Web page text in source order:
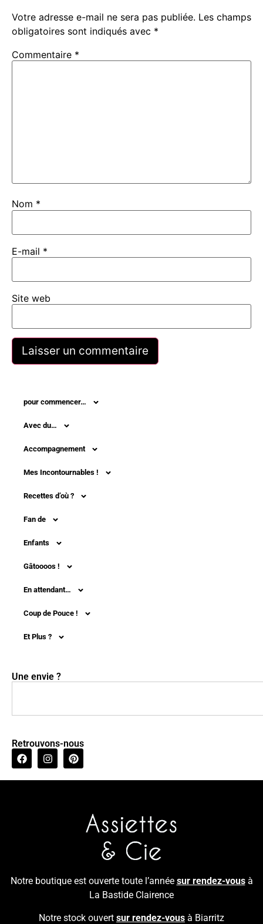
Votre adresse e-mail ne sera pas publiée. Les champs
obligatoires sont indiqués avec *
Commentaire *
Nom *
E-mail *
Site web
pour commencer…
Avec du…
Accompagnement
Mes Incontournables !
Recettes d’où ?
Fan de
Enfants
Gâtoooos !
En attendant…
Coup de Pouce !
Et Plus ?
Une envie ?
Retrouvons-nous
Notre boutique est ouverte toute l’année sur rendez-vousà
La Bastide Clairence
Notre stock ouvert sur rendez-vous à Biarritz